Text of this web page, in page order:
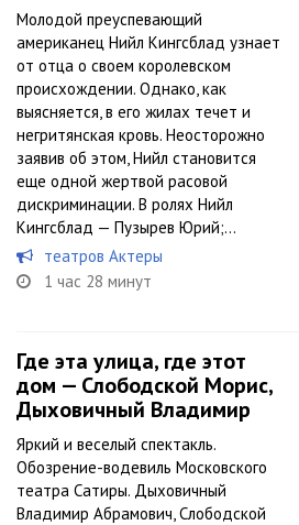
Молодой преуспевающий
американец Нийл Кингсблад узнает
от отца о своем королевском
происхождении. Однако, как
выясняется, в его жилах течет и
негритянская кровь. Неосторожно
заявив об этом, Нийл становится
еще одной жертвой расовой
дискриминации. В ролях Нийл
Кингсблад — Пузырев Юрий;...
театров Актеры
1 час 28 минут
Где эта улица, где этот
дом — Слободской Морис,
Дыховичный Владимир
Яркий и веселый спектакль.
Обозрение-водевиль Московского
театра Сатиры. Дыховичный
Владимир Абрамович, Слободской